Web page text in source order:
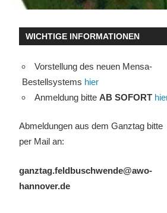
WICHTIGE INFORMATIONEN
Vorstellung des neuen Mensa-
Bestellsystems hier
Anmeldung bitte AB SOFORT
Abmeldungen aus dem Ganztag bitte
per Mail an:
ganztag.feldbuschwende@awo-
hannover.de